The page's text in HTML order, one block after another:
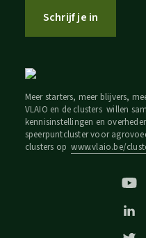
Schrijf je in
Meer starters, meer blijvers,
VLAIO en de clusters willen
kennisinstellingen en
speerpuntcluster voor
clusters opwww.vlaio.be/